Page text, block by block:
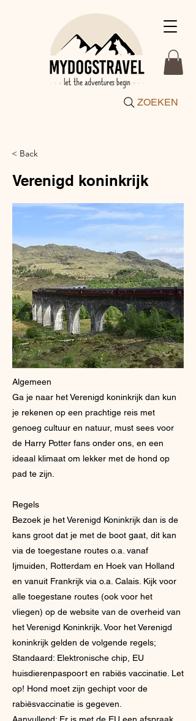
ZOEKEN
< Back
Verenigd koninkrijk
Algemeen
Ga je naar het Verenigd koninkrijk dan kun
je rekenen op een prachtige reis met
genoeg cultuur en natuur, must sees voor
de Harry Potter fans onder ons, en een
ideaal klimaat om lekker met de hond op
pad te zijn.
Regels
Bezoek je het Verenigd Koninkrijk dan is de
kans groot dat je met de boot gaat, dit kan
via de toegestane routes o.a. vanaf
Ijmuiden, Rotterdam en Hoek van Holland
en vanuit Frankrijk via o.a. Calais. Kijk voor
alle toegestane routes (ook voor het
vliegen) op de website van de overheid van
het Verenigd Koninkrijk. Voor het Verenigd
koninkrijk gelden de volgende regels;
Standaard: Elektronische chip, EU
huisdierenpaspoort en rabiës vaccinatie. Let
op! Hond moet zijn gechipt voor de
rabiësvaccinatie is gegeven.
Aanvullend: Er is met de EU een afspraak